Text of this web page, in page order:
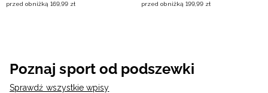
przed obniżką 169,99 zł
przed obniżką 199,99 zł
Poznaj sport od podszewki
Sprawdź wszystkie wpisy